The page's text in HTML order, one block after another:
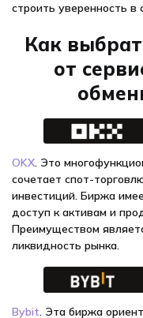
строить уверенность в
Как
от
OKX. Это
сочетает спот-
инвестиций. Биржа
доступ к активам и
Преимуществом
ликвидность рынка.
Bybit . Эта биржа